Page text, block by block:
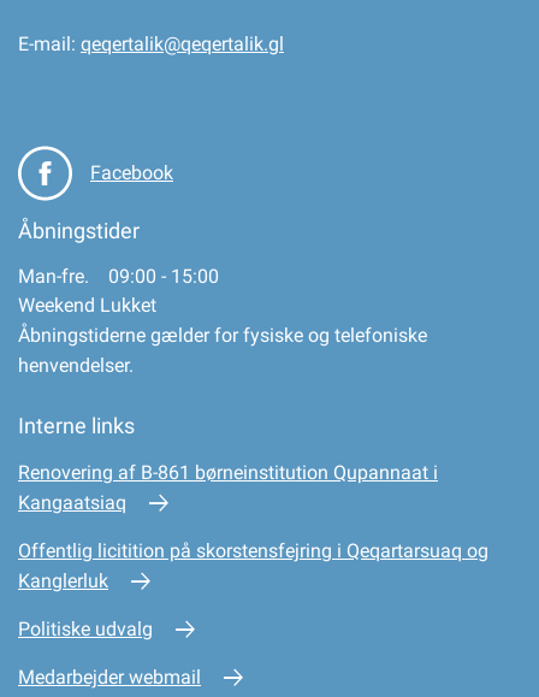
E-mail: qeqertalik@qeqertalik.gl
Facebook
Åbningstider
Man-fre. 09:00 - 15:00
Weekend Lukket
Åbningstiderne gælder for fysiske og telefoniske
henvendelser.
Interne links
Renovering af B-861 børneinstitution Qupannaat i
Kangaatsiaq
Offentlig licitition på skorstensfejring i Qeqartarsuaq og
Kanglerluk
Politiske udvalg
Medarbejder webmail